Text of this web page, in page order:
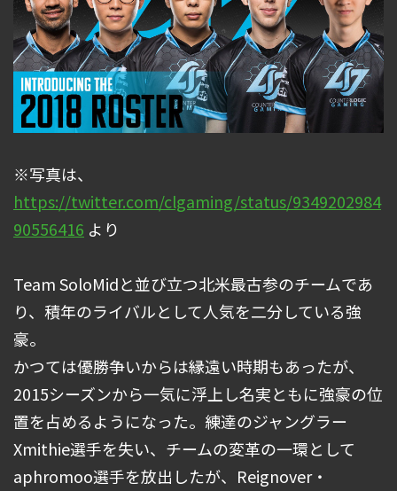
※写真は、
https://twitter.com/clgaming/status/9349202984
90556416 より
Team SoloMidと並び立つ北米最古参のチームであ
り、積年のライバルとして人気を二分している強
豪。
かつては優勝争いからは縁遠い時期もあったが、
2015シーズンから一気に浮上し名実ともに強豪の位
置を占めるようになった。練達のジャングラー
Xmithie選手を失い、チームの変革の一環として
aphromoo選手を放出したが、Reignover・